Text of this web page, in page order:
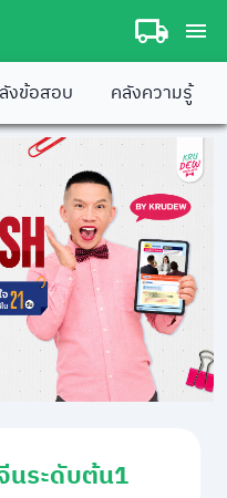
งข้อสอบ คลังความรู้
ระดับต้น1